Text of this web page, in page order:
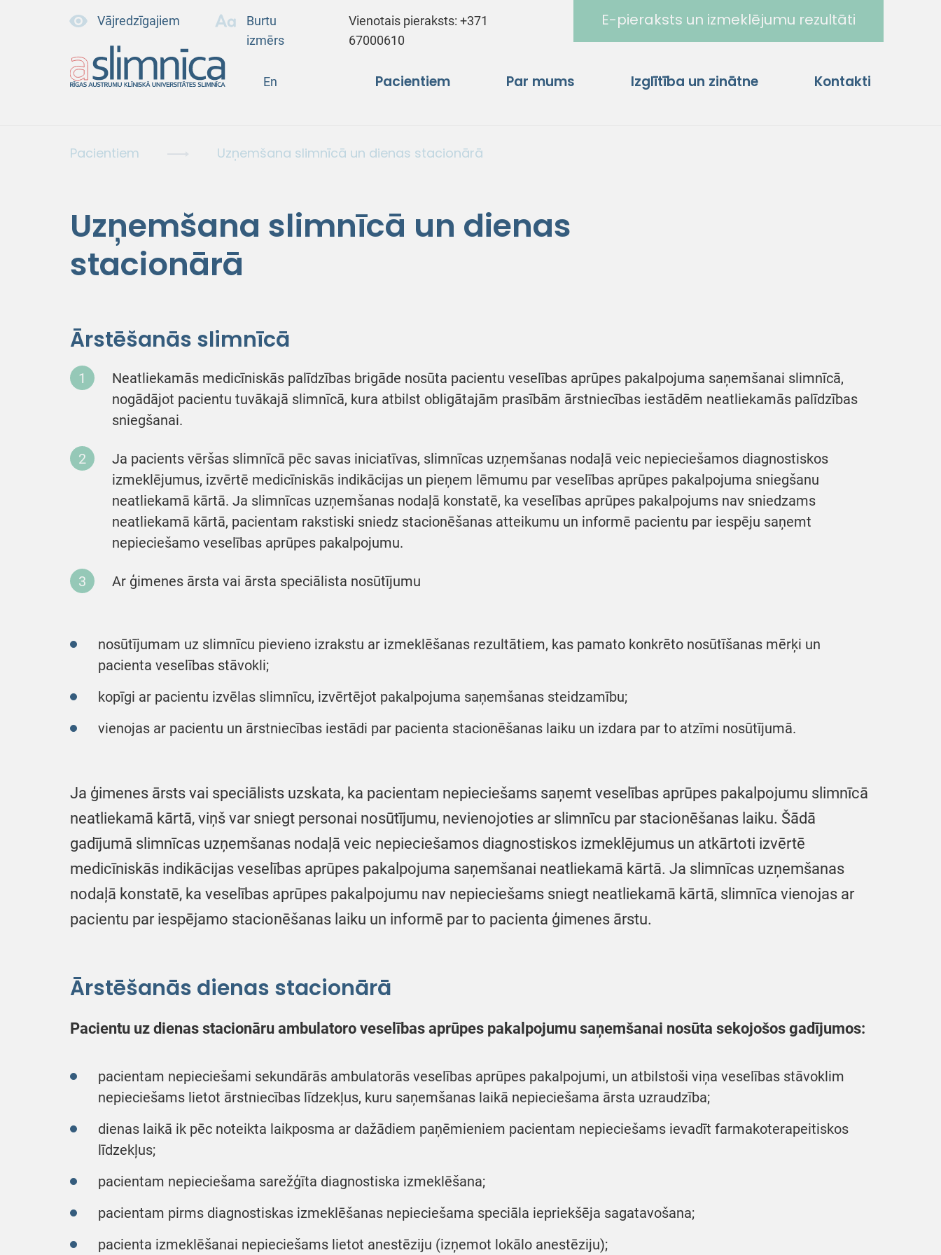
Vājredzīgajiem
Burtu
izmērs
Vienotais pieraksts:+371
67000610
E-pieraksts un izmeklējumu rezultāti
En Pacientiem Par mums Izglītība un zinātne Kontakti
Pacientiem Uzņemšana slimnīcā un dienas stacionārā
Uzņemšana slimnīcā un dienas
stacionārā
Ārstēšanās slimnīcā
Neatliekamās medicīniskās palīdzības brigāde nosūta pacientu veselības aprūpes pakalpojuma saņemšanai slimnīcā,
nogādājot pacientu tuvākajā slimnīcā, kura atbilst obligātajām prasībām ārstniecības iestādēm neatliekamās palīdzības
sniegšanai.
Ja pacients vēršas slimnīcā pēc savas iniciatīvas, slimnīcas uzņemšanas nodaļā veic nepieciešamos diagnostiskos
izmeklējumus, izvērtē medicīniskās indikācijas un pieņem lēmumu par veselības aprūpes pakalpojuma sniegšanu
neatliekamā kārtā. Ja slimnīcas uzņemšanas nodaļā konstatē, ka veselības aprūpes pakalpojums nav sniedzams
neatliekamā kārtā, pacientam rakstiski sniedz stacionēšanas atteikumu un informē pacientu par iespēju saņemt
nepieciešamo veselības aprūpes pakalpojumu.
Ar ģimenes ārsta vai ārsta speciālista nosūtījumu
nosūtījumam uz slimnīcu pievieno izrakstu ar izmeklēšanas rezultātiem, kas pamato konkrēto nosūtīšanas mērķi un
pacienta veselības stāvokli;
kopīgi ar pacientu izvēlas slimnīcu, izvērtējot pakalpojuma saņemšanas steidzamību;
vienojas ar pacientu un ārstniecības iestādi par pacienta stacionēšanas laiku un izdara par to atzīmi nosūtījumā.
Ja ģimenes ārsts vai speciālists uzskata, ka pacientam nepieciešams saņemt veselības aprūpes pakalpojumu slimnīcā
neatliekamā kārtā, viņš var sniegt personai nosūtījumu, nevienojoties ar slimnīcu par stacionēšanas laiku. Šādā
gadījumā slimnīcas uzņemšanas nodaļā veic nepieciešamos diagnostiskos izmeklējumus un atkārtoti izvērtē
medicīniskās indikācijas veselības aprūpes pakalpojuma saņemšanai neatliekamā kārtā. Ja slimnīcas uzņemšanas
nodaļā konstatē, ka veselības aprūpes pakalpojumu nav nepieciešams sniegt neatliekamā kārtā, slimnīca vienojas ar
pacientu par iespējamo stacionēšanas laiku un informē par to pacienta ģimenes ārstu.
Ārstēšanās dienas stacionārā
Pacientu uz dienas stacionāru ambulatoro veselības aprūpes pakalpojumu saņemšanai nosūta sekojošos gadījumos:
pacientam nepieciešami sekundārās ambulatorās veselības aprūpes pakalpojumi, un atbilstoši viņa veselības stāvoklim
nepieciešams lietot ārstniecības līdzekļus, kuru saņemšanas laikā nepieciešama ārsta uzraudzība;
dienas laikā ik pēc noteikta laikposma ar dažādiem paņēmieniem pacientam nepieciešams ievadīt farmakoterapeitiskos
līdzekļus;
pacientam nepieciešama sarežģīta diagnostiska izmeklēšana;
pacientam pirms diagnostiskas izmeklēšanas nepieciešama speciāla iepriekšēja sagatavošana;
pacienta izmeklēšanai nepieciešams lietot anestēziju (izņemot lokālo anestēziju);